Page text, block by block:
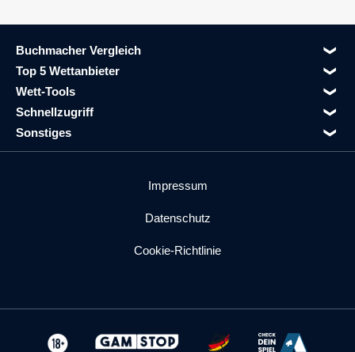
Buchmacher Vergleich
Top 5 Wettanbieter
Wett-Tools
Schnellzugriff
Sonstiges
Impressum
Datenschutz
Cookie-Richtlinie